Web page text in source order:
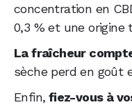
concentration en
0,3 % et une origine
La fraîcheur
sèche perd en goût
Enfin, fiez-vous à